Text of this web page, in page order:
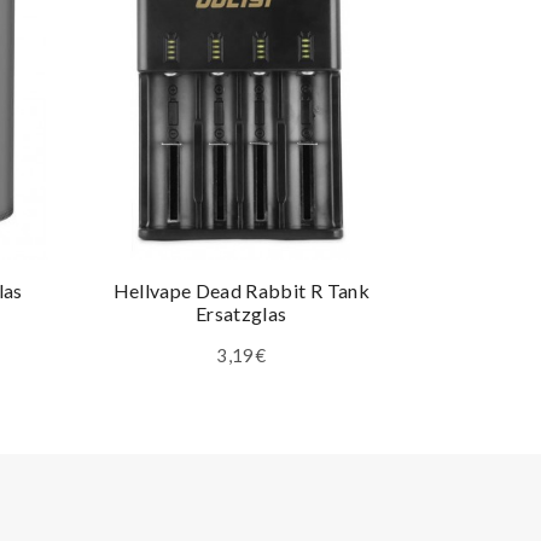
Hellvape Dead Rabbit R Tank
Ersatzglas
3,19€